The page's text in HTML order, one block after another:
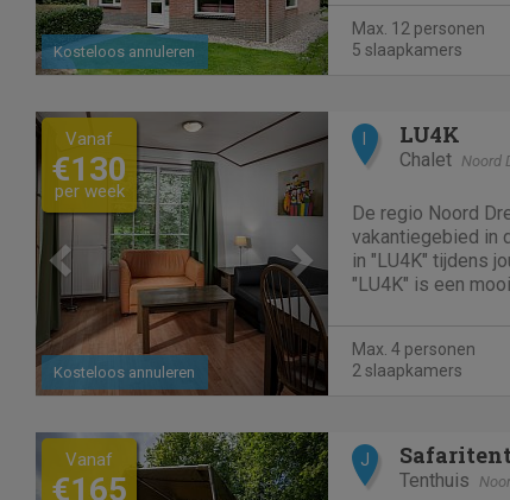
Kosteloos annuleren
Deze
Max. 12 personen
5 slaapkamers
Previous Next
Kosteloos annuleren
Vanaf
€130
per week
LU4K
Chalet Noord
De regio Noord
vakantiegebied in
in "LU4K" tijdens
"LU4K" is een
overnachten. Wi
Max. 4 personen
2 slaapkamers
Previous Next
Vanaf
€165
J
Tenthuis